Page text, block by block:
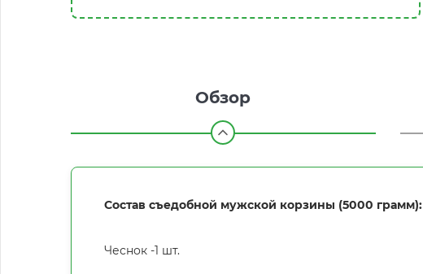
Обзор
Состав съедобной мужской корзины (5000 грамм):
Чеснок -1 шт.